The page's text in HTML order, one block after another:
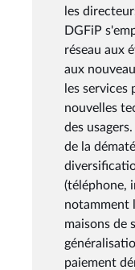
les
DGFiP
réseau aux
aux
les services
nouvelles
des
de la
(téléphone,
notamment
maisons de
paiement